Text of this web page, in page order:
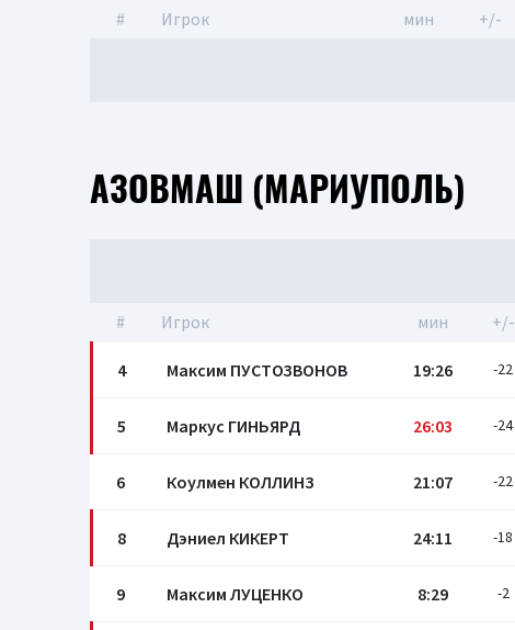
# Игрок мин +/-
АЗОВМАШ (МАРИУПОЛЬ)
# Игрок мин +/-
4 Максим ПУСТОЗВОНОВ 19:26 -22
5 Маркус ГИНЬЯРД 26:03 -24
6 Коулмен КОЛЛИНЗ 21:07 -22
8 Дэниел КИКЕРТ 24:11 -18
9 Максим ЛУЦЕНКО 8:29 -2